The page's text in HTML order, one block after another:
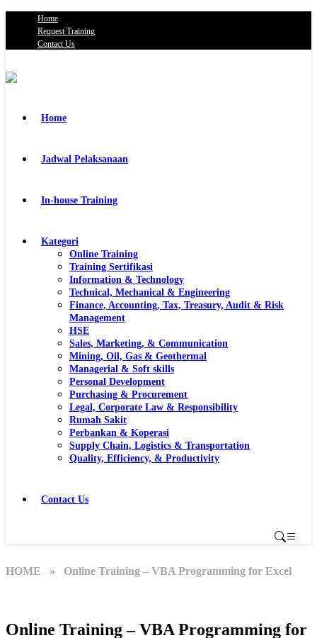
Home
Request Training
Contact Us
Home
Jadwal Pelaksanaan
In-house Training
Kategori
Online Training
Training Sertifikasi
Information & Technology
Technical, Mechanical & Engineering
Finance, Accounting, Tax, Treasury, Audit & Risk
Management
HSE
Sales, Marketing, & Communication
Mining, Oil, Gas & Geothermal
Managerial & Soft skills
Personal Development
Purchasing & Procurement
Legal, Corporate Law & Responsibility
Rumah Sakit
Perbankan & Koperasi
Supply Chain, Logistics & Transportation
Quality, Efficiency, & Productivity
Contact Us
HOME » Online Training – VBA Programming for Excel
Online Training – VBA Programming for